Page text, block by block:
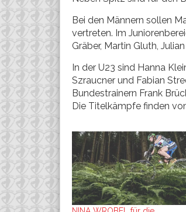
Bei den Männern sollen
vertreten. Im
Gräber, Martin Gluth,
In der U23 sind Hanna
Szraucner und Fabian
Bundestrainern Frank
Die Titelkämpfe finden